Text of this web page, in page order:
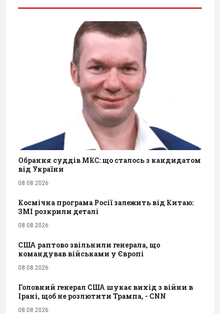
Обрання суддів МКС: що сталось з кандидатом
від України
08.08.2026
Космічна програма Росії залежить від Китаю:
ЗМІ розкрили деталі
08.08.2026
США раптово звільнили генерала, що
командував військами у Європі
08.08.2026
Головний генерал США шукає вихід з війни в
Ірані, щоб не розлютити Трампа, - CNN
08.08.2026